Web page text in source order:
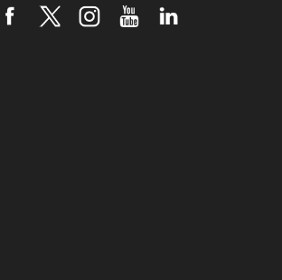
robótica FIRST 2026! (video)